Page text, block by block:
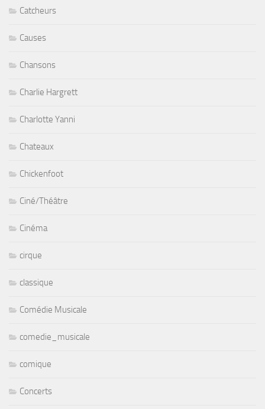
Catcheurs
Causes
Chansons
Charlie Hargrett
Charlotte Yanni
Chateaux
Chickenfoot
Ciné/Théâtre
Cinéma
cirque
classique
Comédie Musicale
comedie_musicale
comique
Concerts